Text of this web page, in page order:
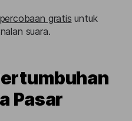
gratis untuk
suara.
Pasar